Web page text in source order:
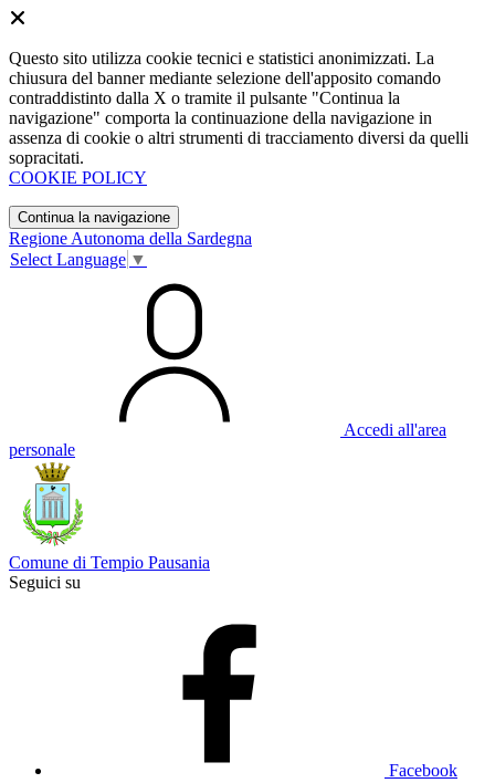
Questo sito utilizza cookie tecnici e statistici anonimizzati. La
chiusura del banner mediante selezione dell'apposito comando
contraddistinto dalla X o tramite il pulsante "Continua la
navigazione" comporta la continuazione della navigazione in
assenza di cookie o altri strumenti di tracciamento diversi da quelli
sopracitati.
COOKIE POLICY
Continua la navigazione
Regione Autonoma della Sardegna
Select Language ▼
Accedi all'area
personale
Comune di Tempio Pausania
Seguici su
Facebook